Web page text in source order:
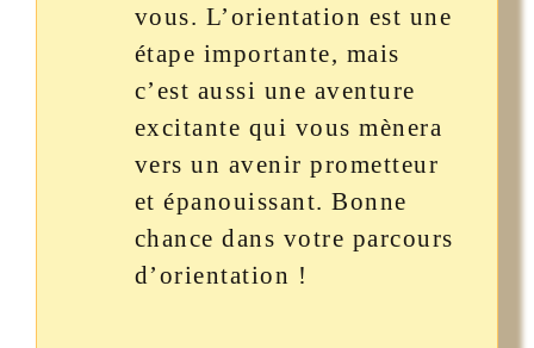
vous. L’orientation est une
étape importante, mais
c’est aussi une aventure
excitante qui vous mènera
vers un avenir prometteur
et épanouissant. Bonne
chance dans votre parcours
d’orientation !